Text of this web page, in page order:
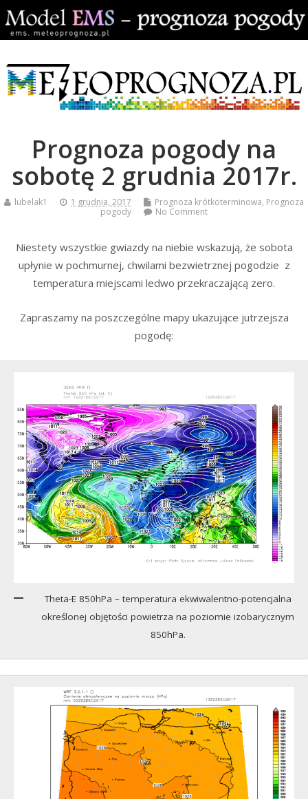
Prognoza pogody na
sobotę 2 grudnia 2017r.
lubelak1 1 grudnia, 2017 Prognoza krótkoterminowa, Prognoza
pogody
No Comment
Niestety wszystkie gwiazdy na niebie wskazują, że sobota
upłynie w pochmurnej, chwilami bezwietrznej pogodzie z
temperatura miejscami ledwo przekraczającą zero.
Zapraszamy na poszczególne mapy ukazujące jutrzejsza
pogodę:
Theta-E 850hPa – temperatura ekwiwalentno-potencjalna
określonej objętości powietrza na poziomie izobarycznym
850hPa.